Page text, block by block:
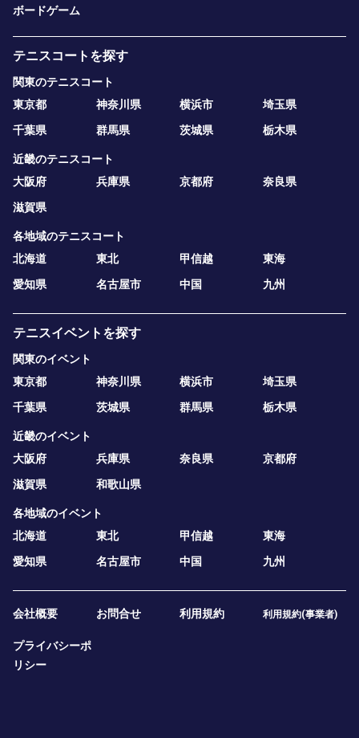
ボードゲーム
テニスコートを探す
関東のテニスコート
東京都
神奈川県 横浜市
埼玉県
千葉県
群馬県 茨城県 栃木県
近畿のテニスコート
大阪府
兵庫県 京都府
奈良県
滋賀県
各地域のテニスコート
北海道
東北 甲信越
東海
愛知県
名古屋市 中国 九州
テニスイベントを探す
関東のイベント
東京都
神奈川県 横浜市
埼玉県
千葉県
茨城県 群馬県 栃木県
近畿のイベント
大阪府
兵庫県 奈良県
京都府
滋賀県
和歌山県
各地域のイベント
北海道
東北 甲信越
東海
愛知県
名古屋市 中国 九州
会社概要 お問合せ 利用規約 利用規約(事業者)
プライバシーポ
リシー